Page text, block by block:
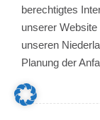
berechtigtes
unserer
unseren
Planung der